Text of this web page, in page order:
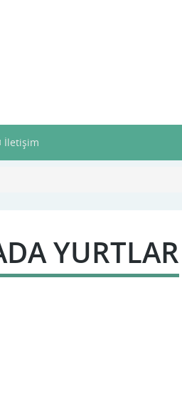
İletişim
YURTLAR